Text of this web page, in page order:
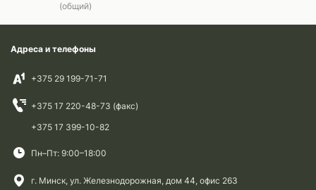
(общий)
Адреса и телефоны
+375 29 199-71-71
+375 17 220-48-73 (факс)
+375 17 399-10-82
Пн–Пт: 9:00–18:00
г. Минск, ул. Железнодорожная, дом 44, офис 263